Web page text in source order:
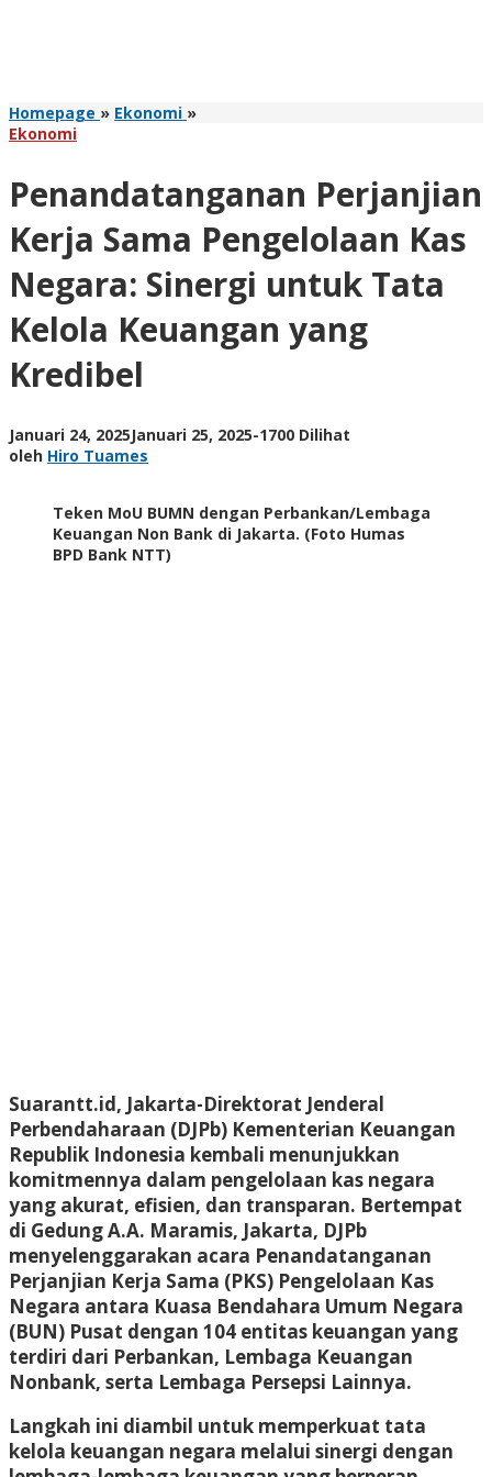
Homepage » Ekonomi »Penandatanganan
Pengelolaan
Kas
Negara:
Sinergi
untuk
Tata
Kelola
Keuangan
Ekonomi
Penandatanganan Perjanjian
Kerja Sama Pengelolaan Kas
Negara: Sinergi untuk Tata
Kelola Keuangan yang
Kredibel
Januari 24, 2025Januari 25, 2025oleh
-1700 Dilihat
oleh Hiro Tuames
Teken MoU BUMN dengan Perbankan/Lembaga
Keuangan Non Bank di Jakarta. (Foto Humas
BPD Bank NTT)
Suarantt.id, Jakarta-Direktorat Jenderal
Perbendaharaan (DJPb) Kementerian Keuangan
Republik Indonesia kembali menunjukkan
komitmennya dalam pengelolaan kas negara
yang akurat, efisien, dan transparan. Bertempat
di Gedung A.A. Maramis, Jakarta, DJPb
menyelenggarakan acara Penandatanganan
Perjanjian Kerja Sama (PKS) Pengelolaan Kas
Negara antara Kuasa Bendahara Umum Negara
(BUN) Pusat dengan 104 entitas keuangan yang
terdiri dari Perbankan, Lembaga Keuangan
Nonbank, serta Lembaga Persepsi Lainnya.
Langkah ini diambil untuk memperkuat tata
kelola keuangan negara melalui sinergi dengan